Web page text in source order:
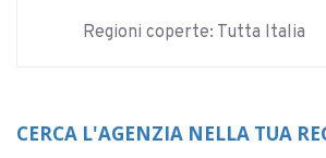
Regioni coperte: Tutta Italia
CERCA L'AGENZIA NELLA TUA